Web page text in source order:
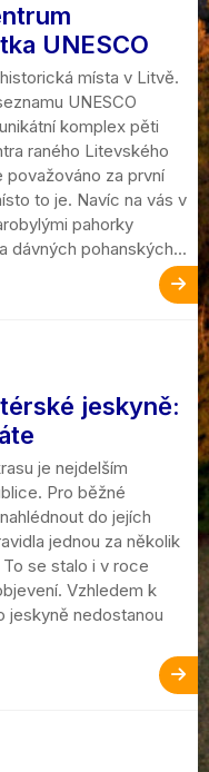
UNESCO
místa v Litvě.
UNESCO
komplex pěti
raného Litevského
za první
to je. Navíc na vás v
pahorky
dávných pohanských...
jeskyně:
je nejdelším
Pro běžné
do jejích
jednou za několik
se stalo i v roce
Vzhledem k
jeskyně nedostanou